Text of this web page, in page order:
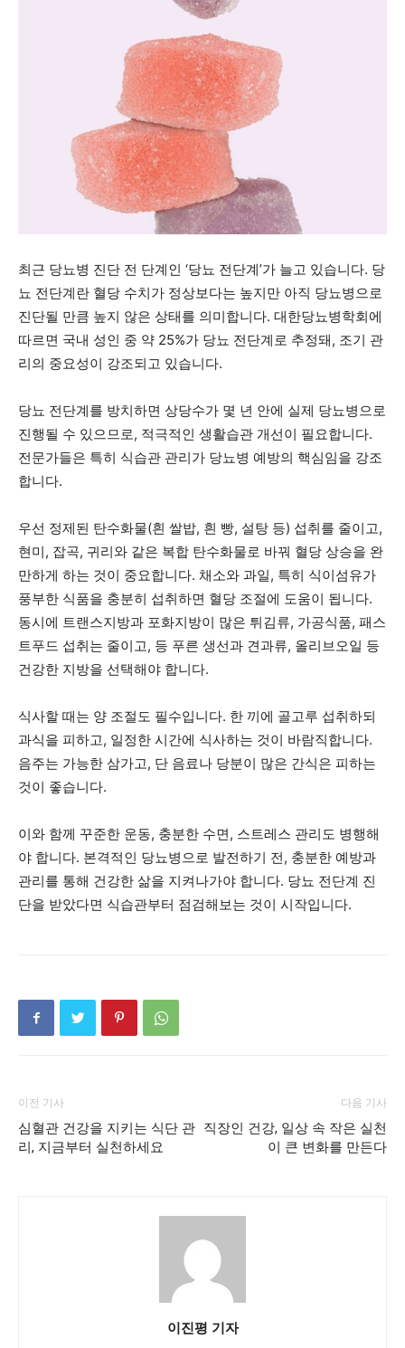
최근 당뇨병 진단 전 단계인 ‘당뇨 전단계’가 늘고 있습니다. 당
뇨 전단계란 혈당 수치가 정상보다는 높지만 아직 당뇨병으로
진단될 만큼 높지 않은 상태를 의미합니다. 대한당뇨병학회에
따르면 국내 성인 중 약 25%가 당뇨 전단계로 추정돼, 조기 관
리의 중요성이 강조되고 있습니다.
당뇨 전단계를 방치하면 상당수가 몇 년 안에 실제 당뇨병으로
진행될 수 있으므로, 적극적인 생활습관 개선이 필요합니다.
전문가들은 특히 식습관 관리가 당뇨병 예방의 핵심임을 강조
합니다.
우선 정제된 탄수화물(흰 쌀밥, 흰 빵, 설탕 등) 섭취를 줄이고,
현미, 잡곡, 귀리와 같은 복합 탄수화물로 바꿔 혈당 상승을 완
만하게 하는 것이 중요합니다. 채소와 과일, 특히 식이섬유가
풍부한 식품을 충분히 섭취하면 혈당 조절에 도움이 됩니다.
동시에 트랜스지방과 포화지방이 많은 튀김류, 가공식품, 패스
트푸드 섭취는 줄이고, 등 푸른 생선과 견과류, 올리브오일 등
건강한 지방을 선택해야 합니다.
식사할 때는 양 조절도 필수입니다. 한 끼에 골고루 섭취하되
과식을 피하고, 일정한 시간에 식사하는 것이 바람직합니다.
음주는 가능한 삼가고, 단 음료나 당분이 많은 간식은 피하는
것이 좋습니다.
이와 함께 꾸준한 운동, 충분한 수면, 스트레스 관리도 병행해
야 합니다. 본격적인 당뇨병으로 발전하기 전, 충분한 예방과
관리를 통해 건강한 삶을 지켜나가야 합니다. 당뇨 전단계 진
단을 받았다면 식습관부터 점검해보는 것이 시작입니다.
이전 기사
심혈관 건강을 지키는 식단 관
리, 지금부터 실천하세요
다음 기사
직장인 건강, 일상 속 작은 실천
이 큰 변화를 만든다
이진평 기자